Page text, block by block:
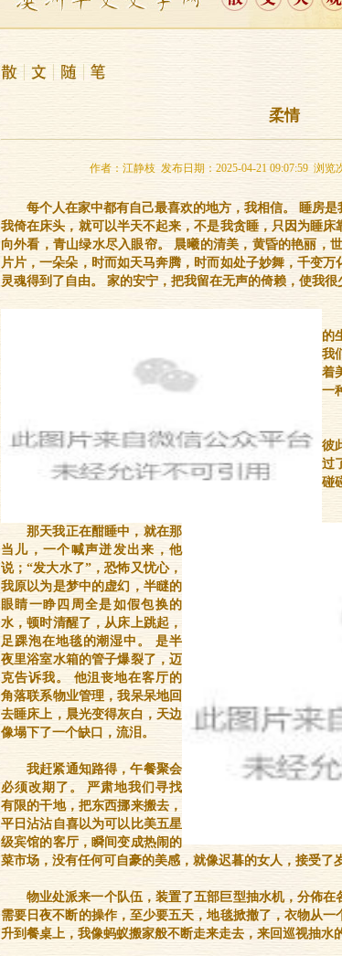
柔情
作者：江静枝 发布日期：2025-04-21 09:07:59 浏览
每个人在家中都有自己最喜欢的地方，我相信。 睡房
我倚在床头，就可以半天不起来，不是我贪睡，只因为睡
向外看，青山绿水尽入眼帘。 晨曦的清美，黄昏的艳丽，
片片，一朵朵，时而如天马奔腾，时而如处子妙舞，千变
灵魂得到了自由。 家的安宁，把我留在无声的倚赖，使我很
的
我
着
一
彼
过
碰
那天我正在酣睡中，就在那
当儿，一个喊声迸发出来，他
说；“发大水了”，恐怖又忧心，
我原以为是梦中的虚幻，半瞇的
眼睛一睁四周全是如假包换的
水，顿时清醒了，从床上跳起，
足踝泡在地毯的潮湿中。 是半
夜里浴室水箱的管子爆裂了，迈
克告诉我。 他沮丧地在客厅的
角落联系物业管理，我呆呆地回
去睡床上，晨光变得灰白，天边
像塌下了一个缺口，流泪。
我赶紧通知路得，午餐聚会
必须改期了。 严肃地我们寻找
有限的干地，把东西挪来搬去，
平日沾沾自喜以为可以比美五星
级宾馆的客厅，瞬间变成热闹的
菜市场，没有任何可自豪的美感，就像迟暮的女人，接受了
物业处派来一个队伍，装置了五部巨型抽水机，分佈
需要日夜不断的操作，至少要五天，地毯掀撤了，衣物从
升到餐桌上，我像蚂蚁搬家般不断走来走去，来回巡视抽水